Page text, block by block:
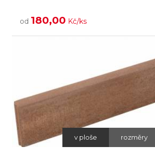
od 180,00 Kč/ks
v ploše rozměry